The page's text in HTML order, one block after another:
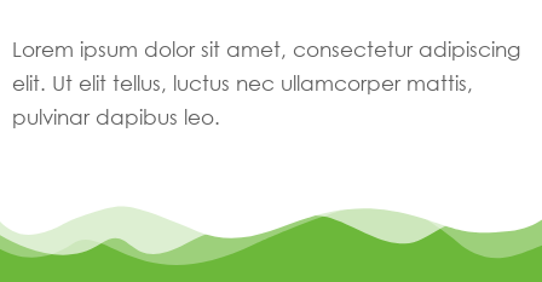
Lorem ipsum dolor sit amet, consectetur adipiscing
elit. Ut elit tellus, luctus nec ullamcorper mattis,
pulvinar dapibus leo.